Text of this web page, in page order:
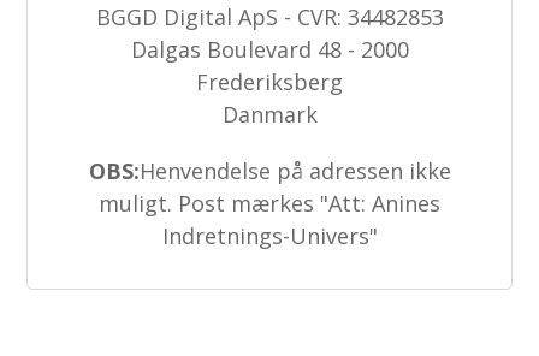
BGGD Digital ApS - CVR: 34482853
Dalgas Boulevard 48 - 2000
Frederiksberg
Danmark
OBS:Henvendelse på adressen ikke
muligt. Post mærkes "Att: Anines
Indretnings-Univers"